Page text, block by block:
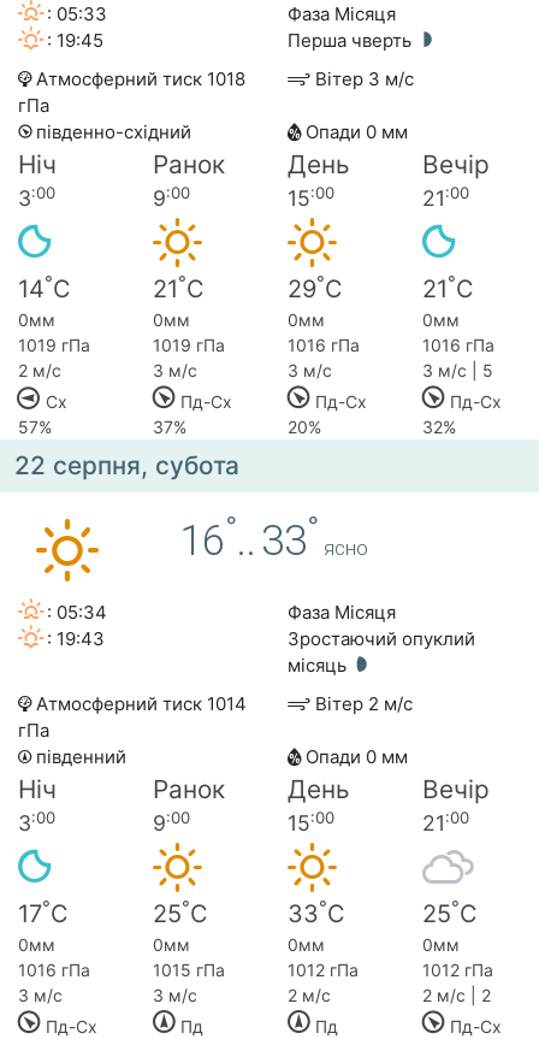
: 05:33
: 19:45
Фаза Місяця
Перша чверть
Атмосферний тиск 1018
гПа
Вітер 3 м/с
південно-східний Опади 0 мм
Ніч Ранок День Вечір
3:00 9:00 15:00 21:00
14°C 21°C 29°C 21°C
0мм 0мм 0мм
0мм
1019 гПа
1019 гПа 1016 гПа
1016 гПа
2 м/с
3 м/с 3 м/с
3 м/с | 5
Сх
Пд-Сх Пд-Сх
Пд-Сх
57%
37% 20% 32%
22 серпня, субота
16°.. 33°
ясно
: 05:34
: 19:43
Фаза Місяця
Зростаючий опуклий
місяць
Атмосферний тиск 1014
гПа
Вітер 2 м/с
південний Опади 0 мм
Ніч Ранок День Вечір
3:00 9:00 15:00 21:00
17°C 25°C 33°C 25°C
0мм 0мм 0мм
0мм
1016 гПа
1015 гПа 1012 гПа
1012 гПа
3 м/с
3 м/с 2 м/с
2 м/с | 2
Пд-Сх
Пд Пд
Пд-Сх